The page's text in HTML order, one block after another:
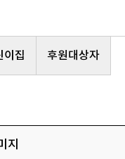
이집 후원대상자
지